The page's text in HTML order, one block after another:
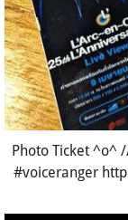
Photo Ticket ^o^
#voiceranger